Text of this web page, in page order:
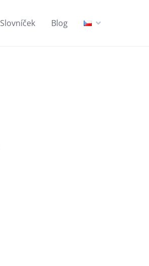
Slovníček Blog